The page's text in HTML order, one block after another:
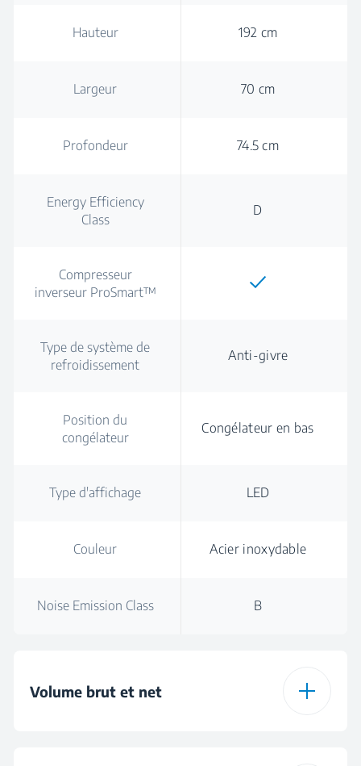
Hauteur 192 cm
Largeur 70 cm
Profondeur 74.5 cm
Energy Efficiency
Class
D
Compresseur
inverseur ProSmart™
Type de système de
refroidissement
Anti-givre
Position du
congélateur
Congélateur en bas
Type d'affichage LED
Couleur Acier inoxydable
Noise Emission Class B
Volume brut et net